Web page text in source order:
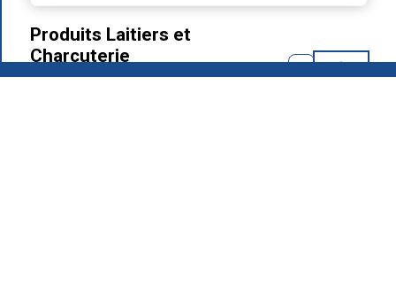
Produits Laitiers et
Charcuterie
Profondeur 750